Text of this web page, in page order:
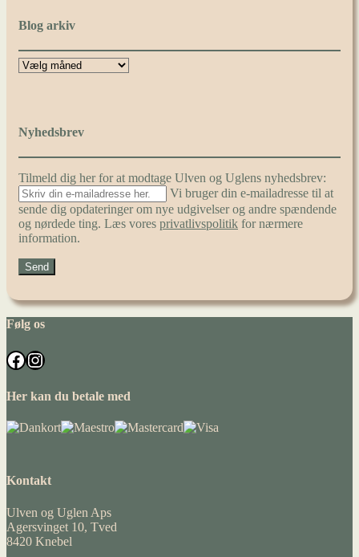
Blog arkiv
Nyhedsbrev
Tilmeld dig her for at modtage Ulven og Uglens nyhedsbrev:
Vi bruger din e-mailadresse til at
sende dig opdateringer om nye udgivelser og andre spændende
og nørdede ting. Læs vores privatlivspolitik for nærmere
information.
Følg os
Facebook
Instagram
Her kan du betale med
Kontakt
Ulven og Uglen Aps
Agersvinget 10, Tved
8420 Knebel